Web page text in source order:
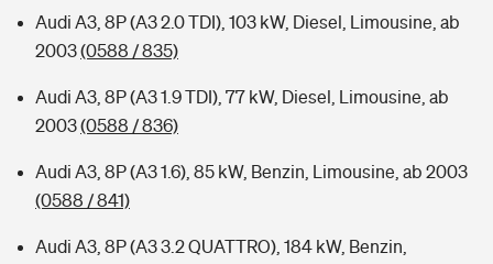
Audi A3, 8P (A3 2.0 TDI), 103 kW, Diesel, Limousine, ab
2003(0588 / 835)
Audi A3, 8P (A3 1.9 TDI), 77 kW, Diesel, Limousine, ab
2003(0588 / 836)
Audi A3, 8P (A3 1.6), 85 kW, Benzin, Limousine, ab 2003
(0588 / 841)
Audi A3, 8P (A3 3.2 QUATTRO), 184 kW, Benzin,